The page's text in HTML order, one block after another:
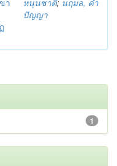
า
หนุนชาติ; นฤมล, คำ
ปัญญา
1